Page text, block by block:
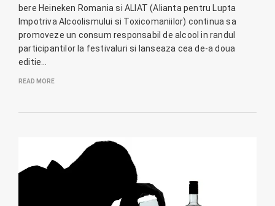
bere Heineken Romania si ALIAT (Alianta pentru Lupta
Impotriva Alcoolismului si Toxicomaniilor) continua sa
promoveze un consum responsabil de alcool in randul
participantilor la festivaluri si lanseaza cea de-a doua
editie…
READ MORE